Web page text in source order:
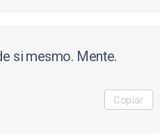
si mesmo. Mente.
Copiar